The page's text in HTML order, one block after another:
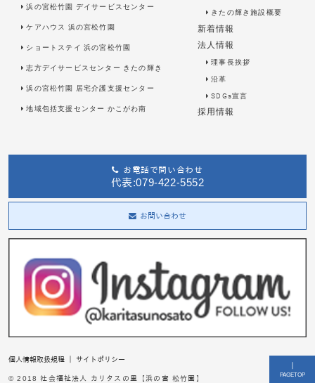
PAGETOP
浜の宮松竹園 デイサービスセンター
ケアハウス 浜の宮松竹園
ショートステイ 浜の宮松竹園
志方デイサービスセンター きたの輝き
浜の宮松竹園 居宅介護支援センター
地域包括支援センター かこがわ南
きたの輝き施設概要
新着情報
法人情報
理事長挨拶
沿革
SDGs宣言
採用情報
お電話で問い合わせ
代表:079-422-5552
お問い合わせ
個人情報取扱規程 サイトポリシー
© 2018 社会福祉法人 カリタスの里【浜の宮 松竹園】